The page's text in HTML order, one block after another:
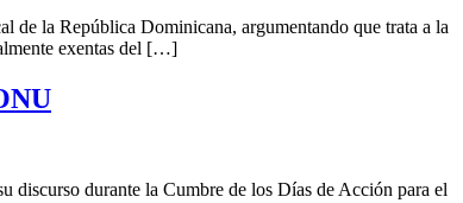
de la República Dominicana, argumentando que trata a la
exentas del […]
discurso durante la Cumbre de los Días de Acción para el